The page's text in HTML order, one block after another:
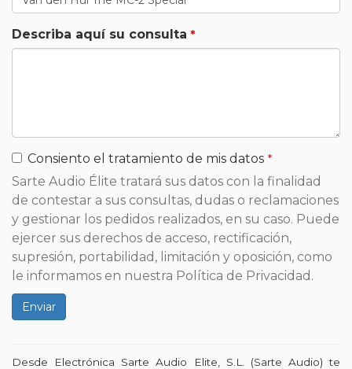
Describa aquí su consulta
Consiento el tratamiento de mis datos
Sarte Audio Élite tratará sus datos con la finalidad
de contestar a sus consultas, dudas o reclamaciones
y gestionar los pedidos realizados, en su caso. Puede
ejercer sus derechos de acceso, rectificación,
supresión, portabilidad, limitación y oposición, como
le informamos en nuestra Política de Privacidad.
Enviar
Desde Electrónica Sarte Audio Elite, S.L. (Sarte Audio) te